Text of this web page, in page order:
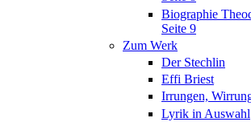
Biographie
Seite 9
Zum Werk
Der Stechlin
Effi Briest
Irrungen,
Lyrik in Auswahl